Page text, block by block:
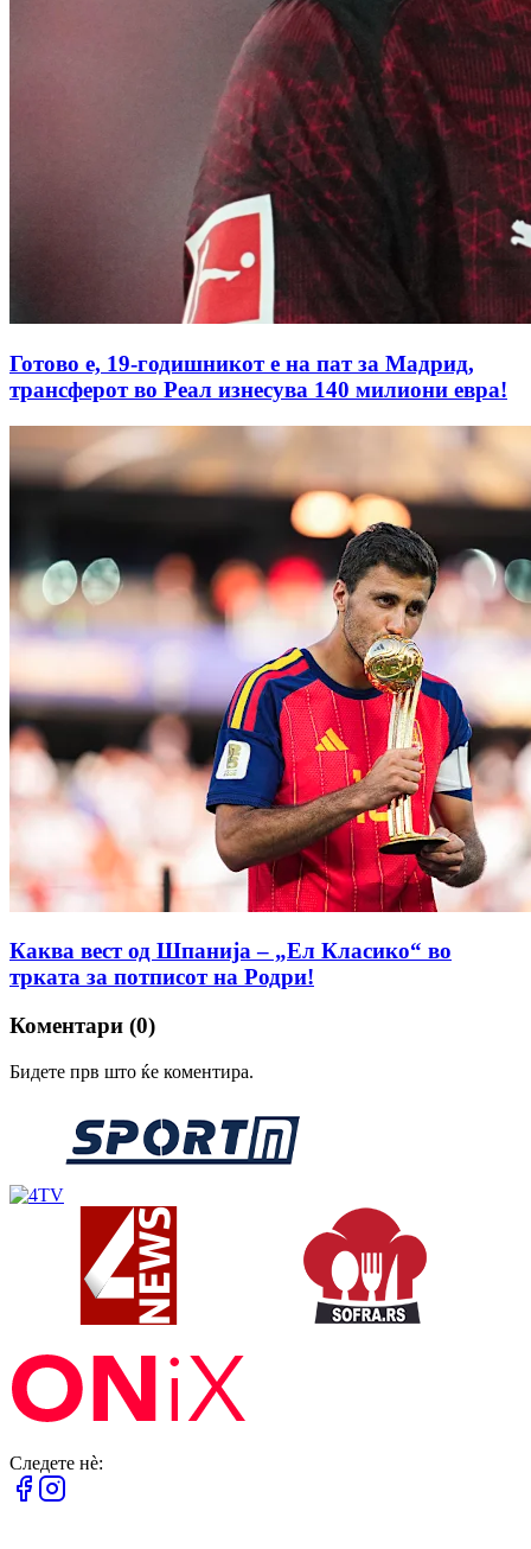
Готово е, 19-годишникот е на пат за Мадрид,
трансферот во Реал изнесува 140 милиони евра!
Каква вест од Шпанија – „Ел Класико“ во
трката за потписот на Родри!
Коментари (0)
Бидете прв што ќе коментира.
Следете нè: